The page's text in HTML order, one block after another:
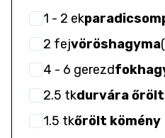
1 - 2 ek
2 fejvöröshagyma(
4 - 6 gerezd
2.5 tkdurvára
1.5 tkőrölt kömény